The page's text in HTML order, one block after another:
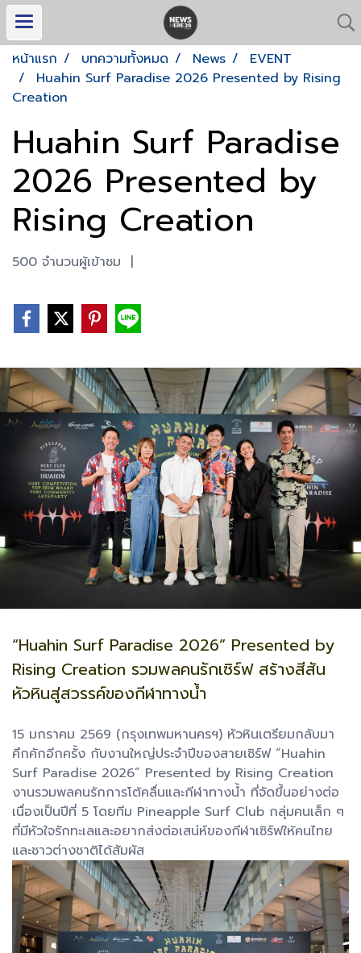
หน้าแรก บทความทั้งหมด News
EVENT
Huahin Surf Paradise 2026 Presented by Rising
Creation
Huahin Surf Paradise
2026 Presented by
Rising Creation
500 จำนวนผู้เข้าชม |
“Huahin Surf Paradise 2026” Presented by
Rising Creation รวมพลคนรักเซิร์ฟ สร้างสีสัน
หัวหินสู่สวรรค์ของกีฬาทางน้ำ
15 มกราคม 2569 (กรุงเทพมหานครฯ) หัวหินเตรียมกลับมา
คึกคักอีกครั้ง กับงานใหญ่ประจำปีของสายเซิร์ฟ “Huahin
Surf Paradise 2026” Presented by Rising Creation
งานรวมพลคนรักการโต้คลื่นและกีฬาทางน้ำ ที่จัดขึ้นอย่างต่อ
เนื่องเป็นปีที่ 5 โดยทีม Pineapple Surf Club กลุ่มคนเล็ก ๆ
ที่มีหัวใจรักทะเลและอยากส่งต่อเสน่ห์ของกีฬาเซิร์ฟให้คนไทย
และชาวต่างชาติได้สัมผัส